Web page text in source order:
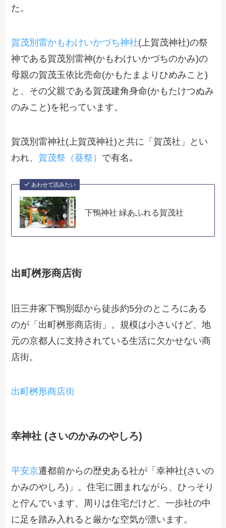
た。
賀茂別雷かもわけいかづち神社(上賀茂神社)の祭
神である賀茂別雷神(かもわけいかづちのかみ)の
母親の賀茂玉依比売命(かもたまよりひめみこと)
と、その父親である賀茂建角身命(かもたけつぬみ
のみこと)を祀っています。
賀茂別雷神社(上賀茂神社)と共に「賀茂社」とい
われ、 賀茂祭（葵祭） で有名｡
あわせて読みたい
下鴨神社 緑あふれる賀茂社
出町桝形商店街
旧三井家下鴨別邸から徒歩約5分のところにある
のが「出町桝形商店街」。規模は小さいけど、地
元の京都人に支持されている生活に欠かせない商
店街。
出町桝形商店街
幸神社 (さいのかみのやしろ)
平安京遷都前からの歴史ある社が「幸神社(さいの
かみのやしろ)」。住宅に囲まれながら、ひっそり
と佇んでいます、周りは住宅だけど、一歩社の中
に足を踏み入れると厳かな空気が漂います。